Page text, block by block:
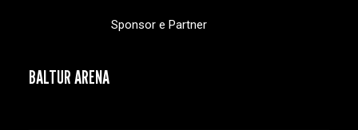
Sponsor e Partner
BALTUR ARENA